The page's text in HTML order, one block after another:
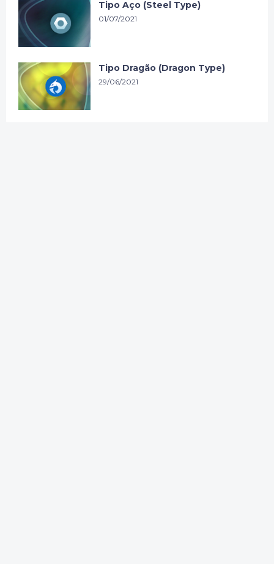
Tipo Aço (Steel Type)
01/07/2021
Tipo Dragão (Dragon Type)
29/06/2021